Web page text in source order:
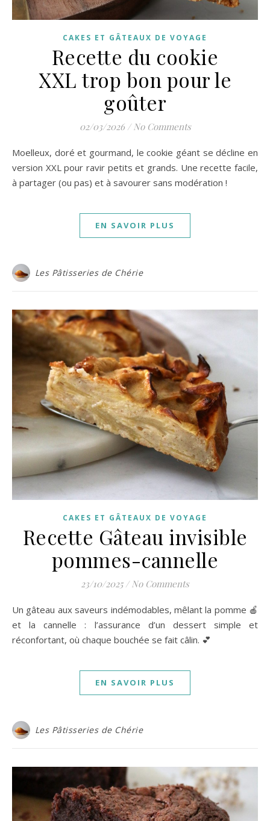
CAKES ET GÂTEAUX DE VOYAGE
Recette du cookie
XXL trop bon pour le
goûter
02/03/2026 / No Comments
Moelleux, doré et gourmand, le cookie géant se décline en
version XXL pour ravir petits et grands. Une recette facile,
à partager (ou pas) et à savourer sans modération !
EN SAVOIR PLUS
Les Pâtisseries de Chérie
CAKES ET GÂTEAUX DE VOYAGE
Recette Gâteau invisible
pommes-cannelle
23/10/2025 / No Comments
Un gâteau aux saveurs indémodables, mêlant la pomme 🍎
et la cannelle : l’assurance d’un dessert simple et
réconfortant, où chaque bouchée se fait câlin. 💕
EN SAVOIR PLUS
Les Pâtisseries de Chérie